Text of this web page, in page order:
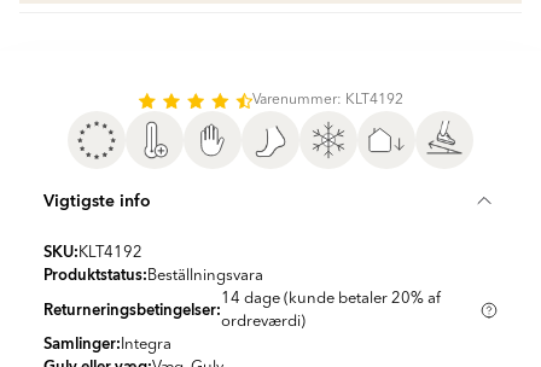
Rengøring & Vedligeholdelse
179DKK
fr.39
Varenummer: KLT4192
Vigtigste info
SKU: KLT4192
Produktstatus: Beställningsvara
Returneringsbetingelser:14 dage (kunde betaler 20% af
ordreværdi)
Samlinger: Integra